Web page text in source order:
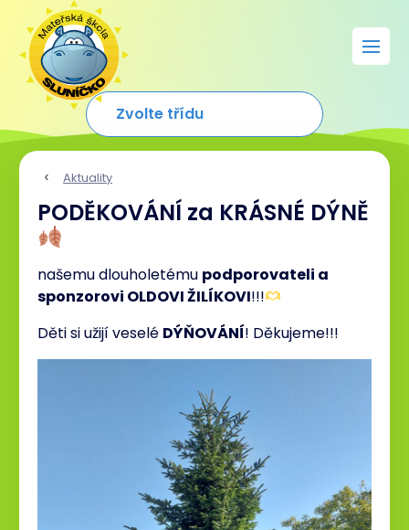
Aktuality
PODĚKOVÁNÍ za KRÁSNÉ DÝNĚ
našemu dlouholetému podporovateli a
sponzorovi OLDOVI ŽILÍKOVI!!!
Děti si užijí veselé DÝŇOVÁNÍ! Děkujeme!!!